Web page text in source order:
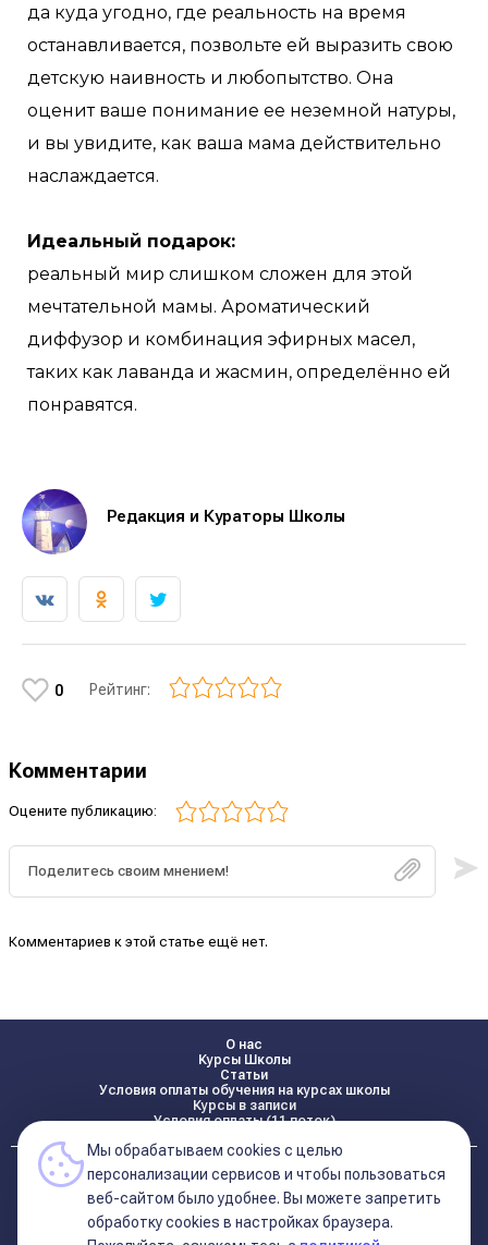
да куда угодно, где реальность на время
останавливается, позвольте ей выразить свою
детскую наивность и любопытство. Она
оценит ваше понимание ее неземной натуры,
и вы увидите, как ваша мама действительно
наслаждается.
Идеальный подарок:
реальный мир слишком сложен для этой
мечтательной мамы. Ароматический
диффузор и комбинация эфирных масел,
таких как лаванда и жасмин, определённо ей
понравятся.
Редакция и Кураторы Школы
0 Рейтинг:
Комментарии
Оцените публикацию:
Комментариев к этой статье ещё нет.
О нас
Курсы Школы
Статьи
Условия оплаты обучения на курсах школы
Курсы в записи
Условия оплаты (11 поток)
Реквизиты
Контакты
Мы обрабатываем cookies с целью
персонализации сервисов и чтобы пользоваться
веб-сайтом было удобнее. Вы можете запретить
обработку сookies в настройках браузера.